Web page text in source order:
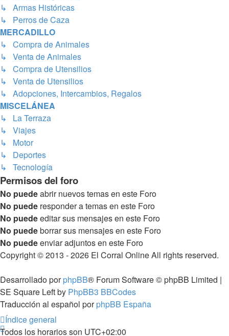
↳ Armas Históricas
↳ Perros de Caza
MERCADILLO
↳ Compra de Animales
↳ Venta de Animales
↳ Compra de Utensilios
↳ Venta de Utensilios
↳ Adopciones, Intercambios, Regalos
MISCELÁNEA
↳ La Terraza
↳ Viajes
↳ Motor
↳ Deportes
↳ Tecnología
Permisos del foro
No puedeabrir nuevos temas en este Foro
No puede responder a temas en este Foro
No puedeeditar sus mensajes en este Foro
No puedeborrar sus mensajes en este Foro
No puedeenviar adjuntos en este Foro
Índice general
Todos los horarios son UTC+02:00
Copyright © 2013 - 2026 El Corral Online All rights reserved.
Desarrollado porphpBB® Forum Software © phpBB Limited |
SE Square Left by PhpBB3 BBCodes
Traducción al español porphpBB España